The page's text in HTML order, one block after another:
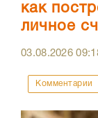
как
личное
03.08.2026
Комментарии